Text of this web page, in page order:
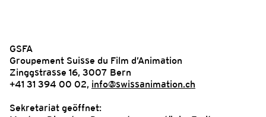
GSFA
Groupement Suisse du Film d’Animation
Zinggstrasse 16, 3007 Bern
+41 31 394 00 02, info@swissanimation.ch
Sekretariat geöffnet: